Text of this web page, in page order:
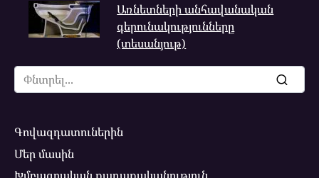
Առնետների անհավանական
գերունակությունները
(տեսանյութ)
Search
for:
Գովազդատուներին
Մեր մասին